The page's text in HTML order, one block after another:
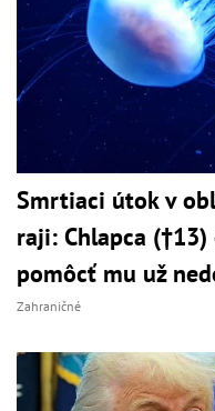
Smrtiaci útok v
raji: Chlapca
pomôcť mu už
Zahraničné